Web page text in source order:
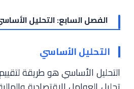
الفصل السابع: التحليل
التحليل الأساسي
التحليل الأساسي هو طريقة